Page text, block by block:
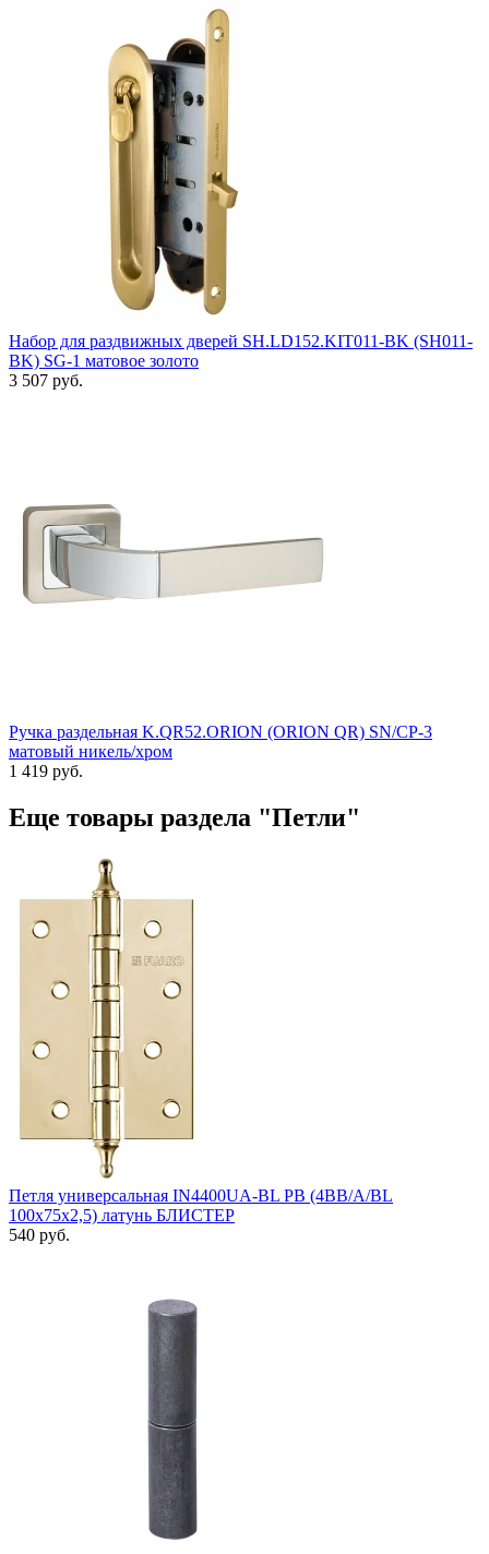
Набор для раздвижных дверей SH.LD152.KIT011-BK (SH011-
BK) SG-1 матовое золото
3 507 руб.
Ручка раздельная K.QR52.ORION (ORION QR) SN/CP-3
матовый никель/хром
1 419 руб.
Еще товары раздела "Петли"
Петля универсальная IN4400UA-BL PB (4BB/A/BL
100x75x2,5) латунь БЛИСТЕР
540 руб.